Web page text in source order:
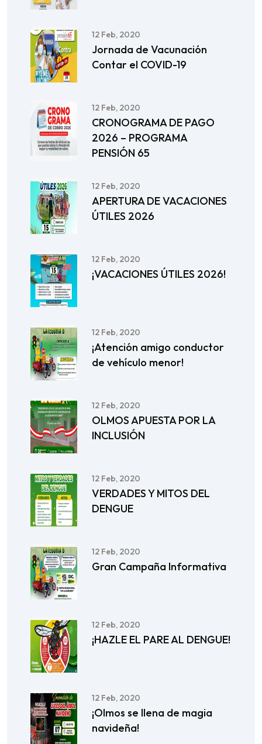
12 Feb, 2020
Jornada de Vacunación
Contar el COVID-19
12 Feb, 2020
CRONOGRAMA DE PAGO
2026 – PROGRAMA
PENSIÓN 65
12 Feb, 2020
APERTURA DE VACACIONES
ÚTILES 2026
12 Feb, 2020
¡VACACIONES ÚTILES 2026!
12 Feb, 2020
¡Atención amigo conductor
de vehículo menor!
12 Feb, 2020
OLMOS APUESTA POR LA
INCLUSIÓN
12 Feb, 2020
VERDADES Y MITOS DEL
DENGUE
12 Feb, 2020
Gran Campaña Informativa
12 Feb, 2020
¡HAZLE EL PARE AL DENGUE!
12 Feb, 2020
¡Olmos se llena de magia
navideña!